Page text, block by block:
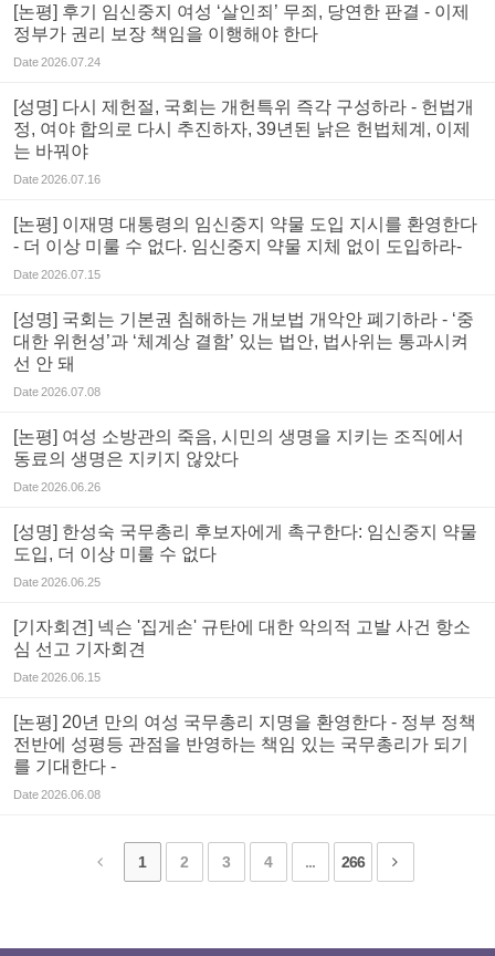
[논평] 후기 임신중지 여성 ‘살인죄’ 무죄, 당연한 판결 - 이제
정부가 권리 보장 책임을 이행해야 한다
Date2026.07.24
[성명] 다시 제헌절, 국회는 개헌특위 즉각 구성하라 - 헌법개
정, 여야 합의로 다시 추진하자, 39년된 낡은 헌법체계, 이제
는 바꿔야
Date2026.07.16
[논평] 이재명 대통령의 임신중지 약물 도입 지시를 환영한다
- 더 이상 미룰 수 없다. 임신중지 약물 지체 없이 도입하라-
Date2026.07.15
[성명] 국회는 기본권 침해하는 개보법 개악안 폐기하라 - ‘중
대한 위헌성’과 ‘체계상 결함’ 있는 법안, 법사위는 통과시켜
선 안 돼
Date2026.07.08
[논평] 여성 소방관의 죽음, 시민의 생명을 지키는 조직에서
동료의 생명은 지키지 않았다
Date2026.06.26
[성명] 한성숙 국무총리 후보자에게 촉구한다: 임신중지 약물
도입, 더 이상 미룰 수 없다
Date2026.06.25
[기자회견] 넥슨 '집게손' 규탄에 대한 악의적 고발 사건 항소
심 선고 기자회견
Date2026.06.15
[논평] 20년 만의 여성 국무총리 지명을 환영한다 - 정부 정책
전반에 성평등 관점을 반영하는 책임 있는 국무총리가 되기
를 기대한다 -
Date2026.06.08
1 2 3 4 ... 266